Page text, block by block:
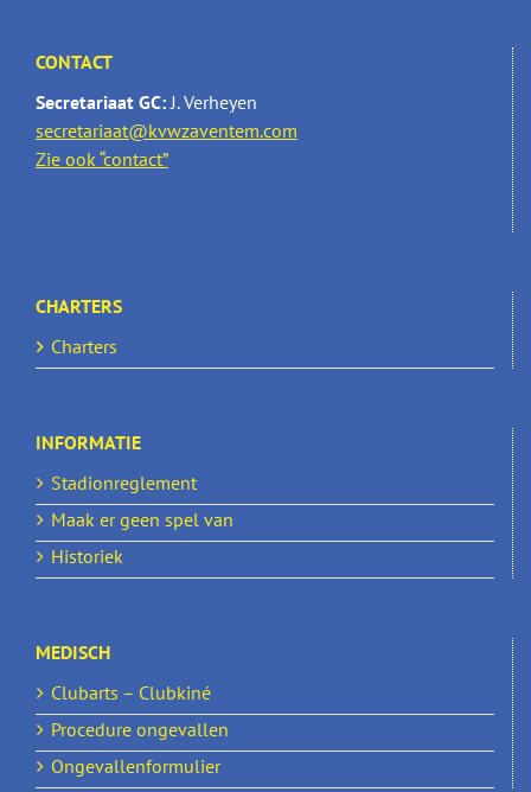
CONTACT
Secretariaat GC:J. Verheyen
secretariaat@kvwzaventem.com
Zie ook “contact”
CHARTERS
Charters
INFORMATIE
Stadionreglement
Maak er geen spel van
Historiek
MEDISCH
Clubarts – Clubkiné
Procedure ongevallen
Ongevallenformulier